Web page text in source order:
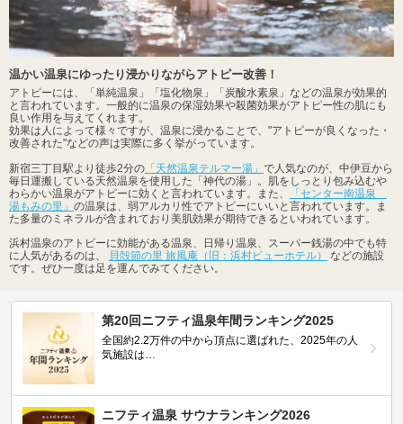
温かい温泉にゆったり浸かりながらアトピー改善！
アトピーには、「単純温泉」「塩化物泉」「炭酸水素泉」などの温泉が効果的
と言われています。一般的に温泉の保湿効果や殺菌効果がアトピー性の肌にも
良い作用を与えてくれます。
効果は人によって様々ですが、温泉に浸かることで、"アトピーが良くなった・
改善された"などの声は実際に多く挙がっています。
新宿三丁目駅より徒歩2分の 「天然温泉テルマー湯」 で人気なのが、中伊豆から
毎日運搬している天然温泉を使用した「神代の湯」。肌をしっとり包み込むや
わらかい温泉がアトピーに効くと言われています。また、
「センター南温泉
湯もみの里」 の温泉は、弱アルカリ性でアトピーにいいと言われています。ま
た多量のミネラルが含まれており美肌効果が期待できるといわれています。
浜村温泉のアトピーに効能がある温泉、日帰り温泉、スーパー銭湯の中でも特
に人気があるのは、
貝殻節の里 旅風庵（旧：浜村ビューホテル）
などの施設
です。ぜひ一度は足を運んでみてください。
第20回ニフティ温泉年間ランキング2025
全国約2.2万件の中から頂点に選ばれた、2025年の人
気施設は…
ニフティ温泉 サウナランキング2026